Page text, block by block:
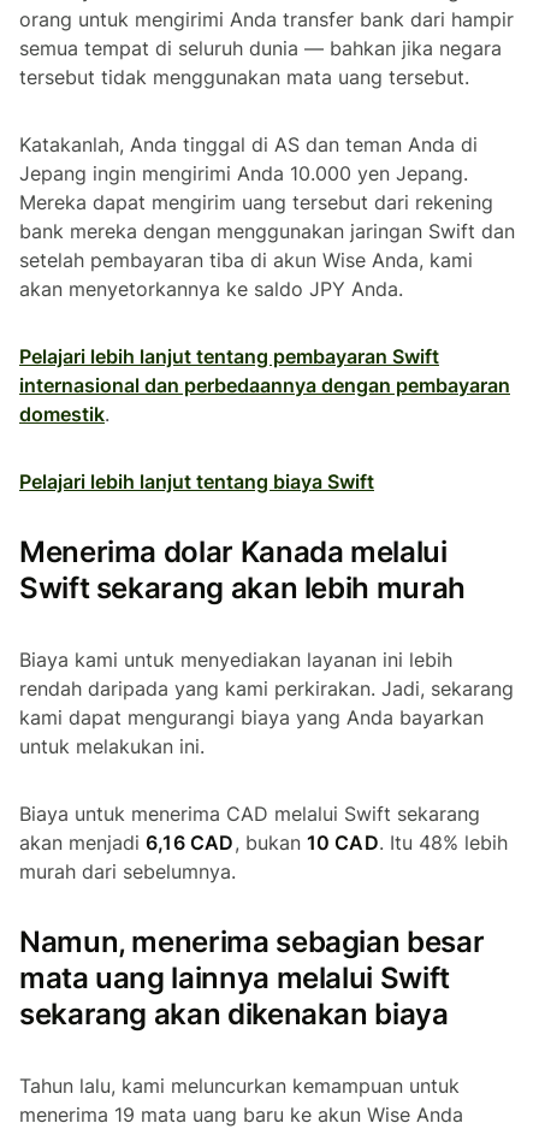
orang untuk mengirimi Anda transfer bank dari hampir
semua tempat di seluruh dunia — bahkan jika negara
tersebut tidak menggunakan mata uang tersebut.
Katakanlah, Anda tinggal di AS dan teman Anda di
Jepang ingin mengirimi Anda 10.000 yen Jepang.
Mereka dapat mengirim uang tersebut dari rekening
bank mereka dengan menggunakan jaringan Swift dan
setelah pembayaran tiba di akun Wise Anda, kami
akan menyetorkannya ke saldo JPY Anda.
Pelajari lebih lanjut tentang pembayaran Swift
internasional dan perbedaannya dengan pembayaran
domestik.
Pelajari lebih lanjut tentang biaya Swift
Menerima dolar Kanada melalui
Swift sekarang akan lebih murah
Biaya kami untuk menyediakan layanan ini lebih
rendah daripada yang kami perkirakan. Jadi, sekarang
kami dapat mengurangi biaya yang Anda bayarkan
untuk melakukan ini.
Biaya untuk menerima CAD melalui Swift sekarang
akan menjadi 6,16 CAD, bukan 10 CAD. Itu 48% lebih
murah dari sebelumnya.
Namun, menerima sebagian besar
mata uang lainnya melalui Swift
sekarang akan dikenakan biaya
Tahun lalu, kami meluncurkan kemampuan untuk
menerima 19 mata uang baru ke akun Wise Anda